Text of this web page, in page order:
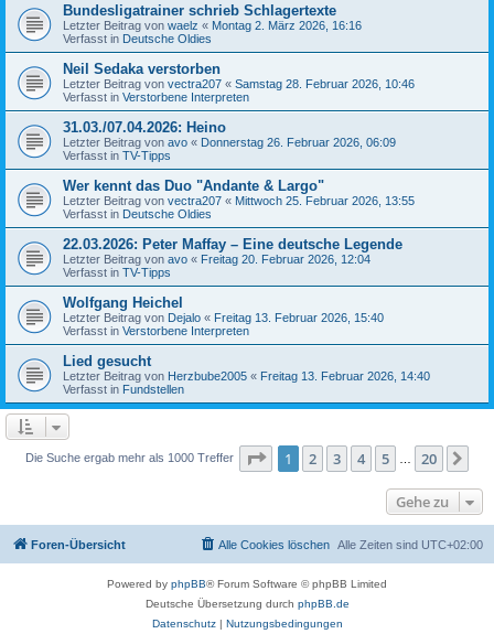
Bundesligatrainer schrieb Schlagertexte
Letzter Beitrag von waelz « Montag 2. März 2026, 16:16
Verfasst in Deutsche Oldies
Neil Sedaka verstorben
Letzter Beitrag von vectra207 « Samstag 28. Februar 2026, 10:46
Verfasst in Verstorbene Interpreten
31.03./07.04.2026: Heino
Letzter Beitrag von avo « Donnerstag 26. Februar 2026, 06:09
Verfasst in TV-Tipps
Wer kennt das Duo "Andante & Largo"
Letzter Beitrag von vectra207 « Mittwoch 25. Februar 2026, 13:55
Verfasst in Deutsche Oldies
22.03.2026: Peter Maffay – Eine deutsche Legende
Letzter Beitrag von avo « Freitag 20. Februar 2026, 12:04
Verfasst in TV-Tipps
Wolfgang Heichel
Letzter Beitrag von Dejalo « Freitag 13. Februar 2026, 15:40
Verfasst in Verstorbene Interpreten
Lied gesucht
Letzter Beitrag von Herzbube2005 « Freitag 13. Februar 2026, 14:40
Verfasst in Fundstellen
Die Suche ergab mehr als 1000 Treffer Seite 1von 20
1 2 3 4 5 20
Gehe zu
Foren-Übersicht Alle Zeiten sind UTC+02:00
Alle Cookies löschen
Powered by phpBB® Forum Software © phpBB Limited
Deutsche Übersetzung durch phpBB.de
Datenschutz| Nutzungsbedingungen